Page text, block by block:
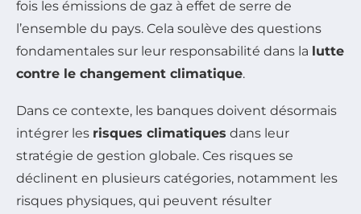
fois les émissions de gaz à effet de serre de
l’ensemble du pays. Cela soulève des questions
fondamentales sur leur responsabilité dans la lutte
contre le changement climatique.
Dans ce contexte, les banques doivent désormais
intégrer les risques climatiques dans leur
stratégie de gestion globale. Ces risques se
déclinent en plusieurs catégories, notamment les
risques physiques, qui peuvent résulter